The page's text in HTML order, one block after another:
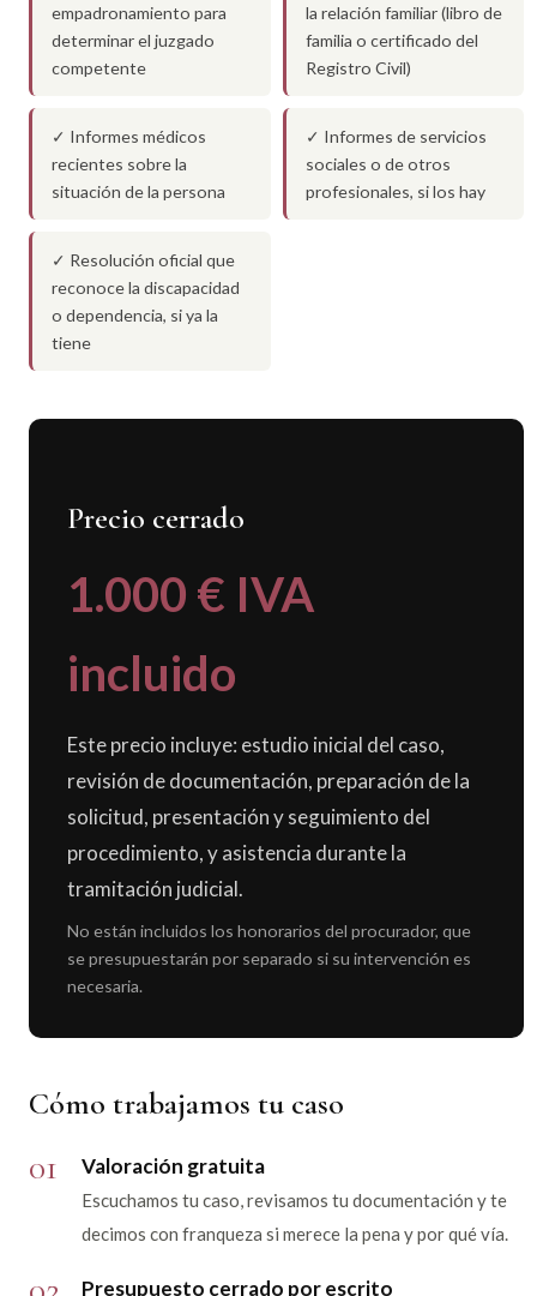
empadronamiento para
determinar el juzgado
competente
la relación familiar (libro de
familia o certificado del
Registro Civil)
✓ Informes médicos
recientes sobre la
situación de la persona
✓ Informes de servicios
sociales o de otros
profesionales, si los hay
✓ Resolución oficial que
reconoce la discapacidad
o dependencia, si ya la
tiene
Precio cerrado
1.000 € IVA
incluido
Este precio incluye: estudio inicial del caso,
revisión de documentación, preparación de la
solicitud, presentación y seguimiento del
procedimiento, y asistencia durante la
tramitación judicial.
No están incluidos los honorarios del procurador, que
se presupuestarán por separado si su intervención es
necesaria.
Cómo trabajamos tu caso
01 Valoración gratuita
Escuchamos tu caso, revisamos tu documentación y te
decimos con franqueza si merece la pena y por qué vía.
Presupuesto cerrado por escrito